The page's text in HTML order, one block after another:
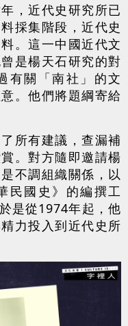
，近代史研究所已
採集階段，近代史
。這一中國近代文
是楊天石研究的對
有關「南社」的文
。他們將題綱寄給
所有建議，查漏補
。對方隨即邀請楊
不調組織關係，以
民國史》的編撰工
是從1974年起，他
力投入到近代史所